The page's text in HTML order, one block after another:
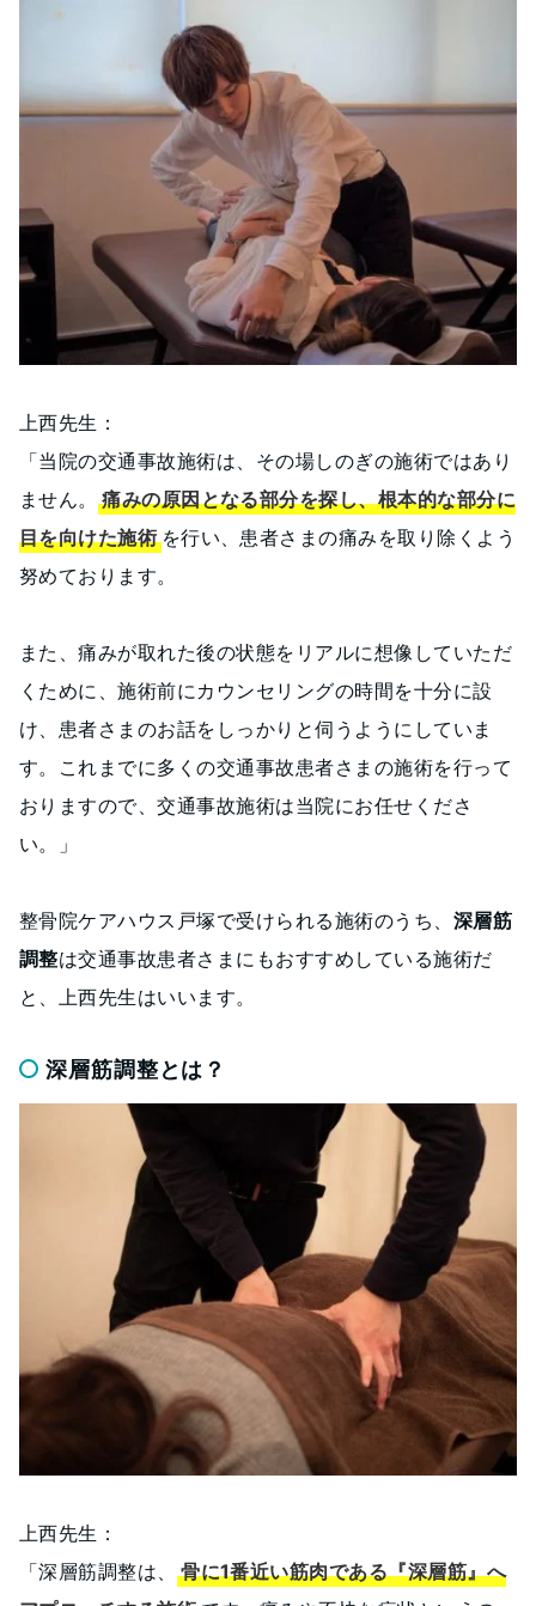
上西先生：
「当院の交通事故施術は、その場しのぎの施術ではあり
ません。
痛みの原因となる部分を探し、根本的な部分に
目を向けた施術を行い、患者さまの痛みを取り除くよう
努めております。
また、痛みが取れた後の状態をリアルに想像していただ
くために、施術前にカウンセリングの時間を十分に設
け、患者さまのお話をしっかりと伺うようにしていま
す。これまでに多くの交通事故患者さまの施術を行って
おりますので、交通事故施術は当院にお任せくださ
い。」
整骨院ケアハウス戸塚で受けられる施術のうち、 深層筋
調整は交通事故患者さまにもおすすめしている施術だ
と、上西先生はいいます。
深層筋調整とは？
上西先生：
「深層筋調整は、
骨に1番近い筋肉である『深層筋』へ